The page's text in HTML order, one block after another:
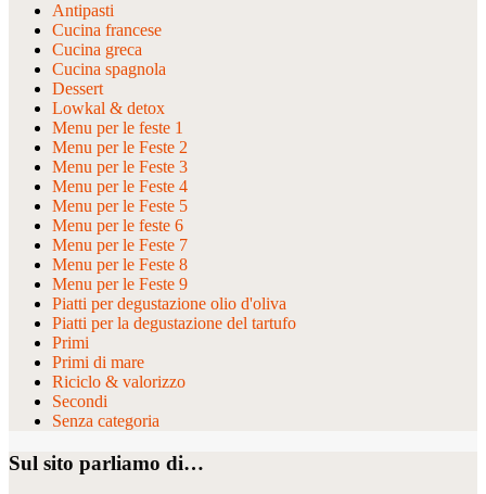
Antipasti
Cucina francese
Cucina greca
Cucina spagnola
Dessert
Lowkal & detox
Menu per le feste 1
Menu per le Feste 2
Menu per le Feste 3
Menu per le Feste 4
Menu per le Feste 5
Menu per le feste 6
Menu per le Feste 7
Menu per le Feste 8
Menu per le Feste 9
Piatti per degustazione olio d'oliva
Piatti per la degustazione del tartufo
Primi
Primi di mare
Riciclo & valorizzo
Secondi
Senza categoria
Sul sito parliamo di…